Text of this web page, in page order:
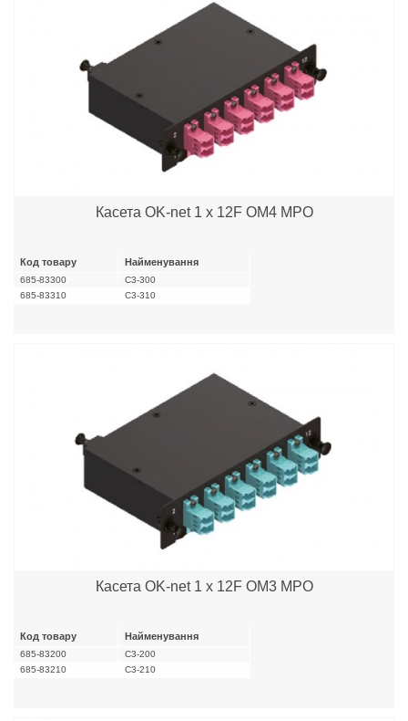
Касета OK-net 1 x 12F OM4 MPO
Код товару Найменування
685-83300
C3-300
685-83310
C3-310
Касета OK-net 1 x 12F OM3 MPO
Код товару Найменування
685-83200
C3-200
685-83210
C3-210